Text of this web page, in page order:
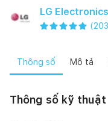
LG Electronics
(203
Thông số Mô tả
Thông số kỹ thuật